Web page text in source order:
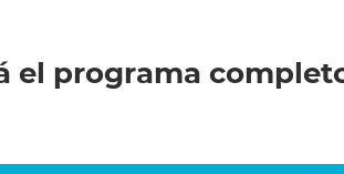
el programa